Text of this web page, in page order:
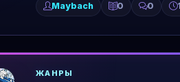
Maybach 0 0
ЖАНРЫ